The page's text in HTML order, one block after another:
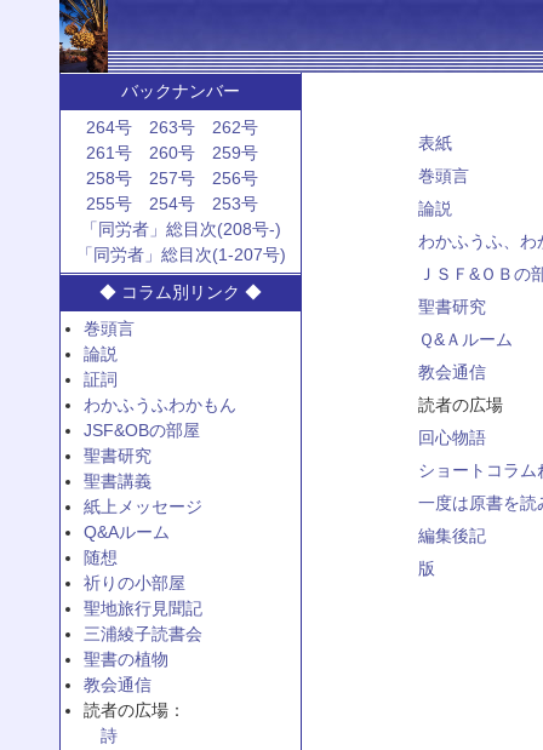
バックナンバー
264号
263号
262号
261号
260号
259号
258号
257号
256号
255号
254号
253号
「同労者」総目次(208号-)
「同労者」総目次(1-207号)
◆ コラム別リンク ◆
巻頭言
論説
証詞
わかふうふわかもん
JSF&OBの部屋
聖書研究
聖書講義
紙上メッセージ
Q&Aルーム
随想
祈りの小部屋
聖地旅行見聞記
三浦綾子読書会
聖書の植物
教会通信
読者の広場：
詩
表紙
巻頭言
論説
わかふうふ、わ
ＪＳＦ&ＯＢの
聖書研究
Ｑ&Ａルーム
教会通信
読者の広場
回心物語
ショートコラム
一度は原書を読
編集後記
版